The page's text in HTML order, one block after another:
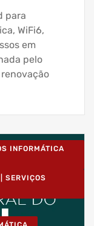
para
WiFi6,
em
pelo
INFORMÁTICA
SERVIÇOS